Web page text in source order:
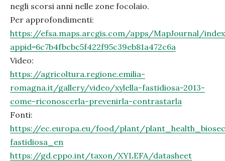
negli scorsi anni nelle zone focolaio.
Per approfondimenti:
https://efsa.maps.arcgis.com/apps/MapJournal/
appid=6c7b4fbcbc5f422f95c39eb81a472c6a
Video:
https://agricoltura.regione.emilia-
romagna.it/gallery/video/xylella-fastidiosa-2013-
come-riconoscerla-prevenirla-contrastarla
Fonti:
https://ec.europa.eu/food/plant/
fastidiosa_en
https://gd.eppo.int/taxon/XYLEFA/datasheet